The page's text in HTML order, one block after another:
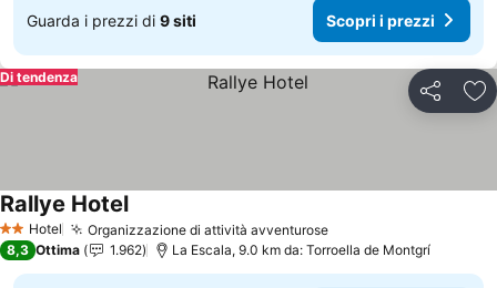
Guarda i prezzi di 9 siti Scopri i prezzi
Condividi
Di tendenza
2 StelleHotel Organizzazione di attività avventuroseScopri i prezzi
Rallye HotelScopri i prezzi
8,3 Ottima 1.962 La Escala, 9.0 km da: Torroella de Montgrí